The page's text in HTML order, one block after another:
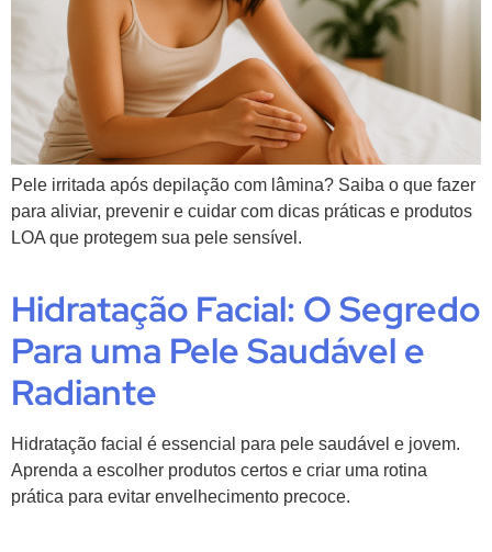
Pele irritada após depilação com lâmina? Saiba o que fazer
para aliviar, prevenir e cuidar com dicas práticas e produtos
LOA que protegem sua pele sensível.
Hidratação Facial: O Segredo
Para uma Pele Saudável e
Radiante
Hidratação facial é essencial para pele saudável e jovem.
Aprenda a escolher produtos certos e criar uma rotina
prática para evitar envelhecimento precoce.